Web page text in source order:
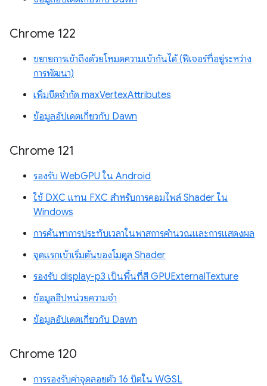
Chrome 122
ขยายการเข้าถึงด้วยโหมดความเข้ากันได้ (ฟีเจอร์ที่อยู่ระหว่าง
การพัฒนา)
เพิ่มขีดจำกัด maxVertexAttributes
ข้อมูลอัปเดตเกี่ยวกับ Dawn
Chrome 121
รองรับ WebGPU ใน Android
ใช้ DXC แทน FXC สำหรับการคอมไพล์ Shader ใน
Windows
การค้นหาการประทับเวลาในพาสการคำนวณและการแสดงผล
จุดแรกเข้าเริ่มต้นของโมดูล Shader
รองรับ display-p3 เป็นพื้นที่สี GPUExternalTexture
ข้อมูลฮีปหน่วยความจำ
ข้อมูลอัปเดตเกี่ยวกับ Dawn
Chrome 120
การรองรับค่าจุดลอยตัว 16 บิตใน WGSL